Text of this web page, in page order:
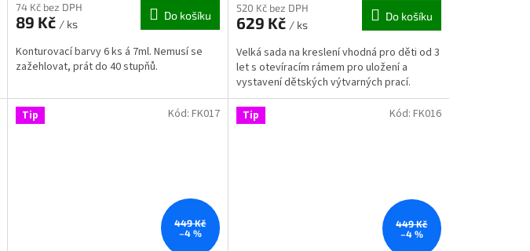
74 Kč bez DPH
89 Kč / ks
Do košíku
Konturovací barvy 6 ks á 7ml. Nemusí se
zažehlovat, prát do 40 stupňů.
520 Kč bez DPH
629 Kč / ks
Do košíku
Velká sada na kreslení vhodná pro děti od 3
let s otevíracím rámem pro uložení a
vystavení dětských výtvarných prací.
Tip
449 Kč
–4 %
Kód: FK017 Tip
449 Kč
–4 %
Kód: FK016